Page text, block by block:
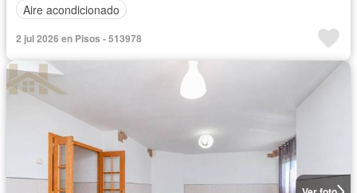
Aire acondicionado
2 jul 2026 en Pisos - 513978